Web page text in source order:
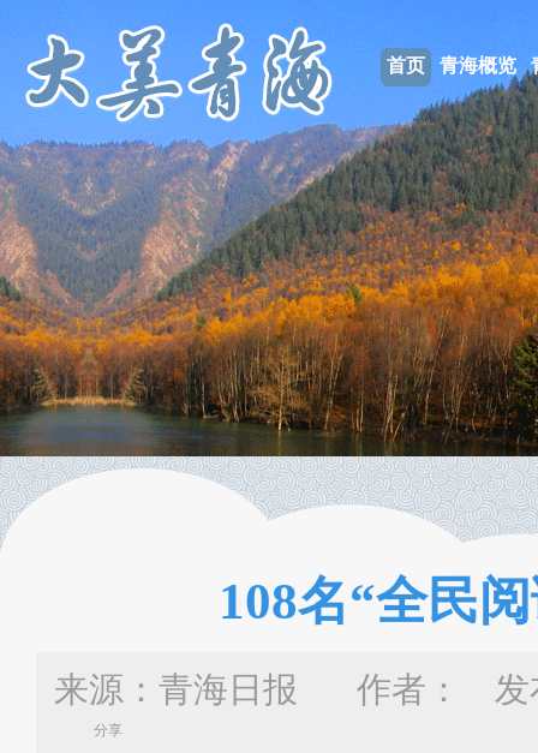
首页 青海概览
108名“全民
来源：青海日报 作者： 发
分享